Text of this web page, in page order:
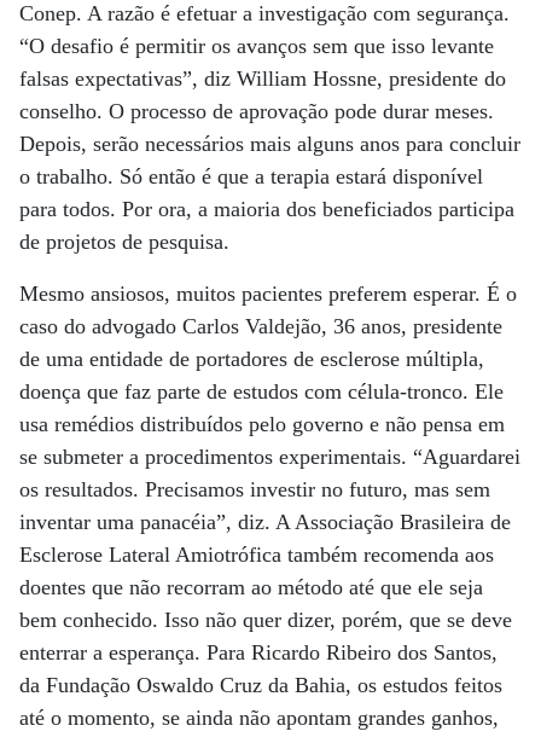
Conep. A razão é efetuar a investigação com segurança.
“O desafio é permitir os avanços sem que isso levante
falsas expectativas”, diz William Hossne, presidente do
conselho. O processo de aprovação pode durar meses.
Depois, serão necessários mais alguns anos para concluir
o trabalho. Só então é que a terapia estará disponível
para todos. Por ora, a maioria dos beneficiados participa
de projetos de pesquisa.
Mesmo ansiosos, muitos pacientes preferem esperar. É o
caso do advogado Carlos Valdejão, 36 anos, presidente
de uma entidade de portadores de esclerose múltipla,
doença que faz parte de estudos com célula-tronco. Ele
usa remédios distribuídos pelo governo e não pensa em
se submeter a procedimentos experimentais. “Aguardarei
os resultados. Precisamos investir no futuro, mas sem
inventar uma panacéia”, diz. A Associação Brasileira de
Esclerose Lateral Amiotrófica também recomenda aos
doentes que não recorram ao método até que ele seja
bem conhecido. Isso não quer dizer, porém, que se deve
enterrar a esperança. Para Ricardo Ribeiro dos Santos,
da Fundação Oswaldo Cruz da Bahia, os estudos feitos
até o momento, se ainda não apontam grandes ganhos,